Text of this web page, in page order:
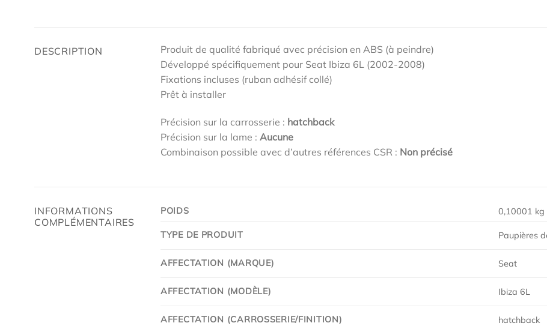
DESCRIPTION
Produit de qualité fabriqué avec précision en ABS (à peindre)
Développé spécifiquement pour Seat Ibiza 6L (2002-2008)
Fixations incluses (ruban adhésif collé)
Prêt à installer
Précision sur la carrosserie : hatchback
Précision sur la lame : Aucune
Combinaison possible avec d’autres références CSR : Non précisé
INFORMATIONS
COMPLÉMENTAIRES
POIDS 0,10001 kg
TYPE DE PRODUIT Paupières
AFFECTATION (MARQUE) Seat
AFFECTATION (MODÈLE) Ibiza 6L
AFFECTATION (CARROSSERIE/FINITION) hatchback